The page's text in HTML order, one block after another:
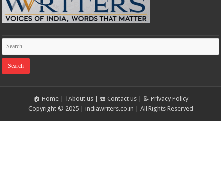
🏠 Home| ℹ️ About us| ☎️ Contact us| 📝 Privacy Policy
Copyright © 2025 | indiawriters.co.in | All Rights Reserved